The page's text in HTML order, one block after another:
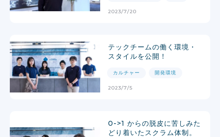
2023/7/20
テックチームの働く環境・
スタイルを公開！
カルチャー 開発環境
2023/7/5
0->1 からの脱皮に苦しみた
どり着いたスクラム体制。